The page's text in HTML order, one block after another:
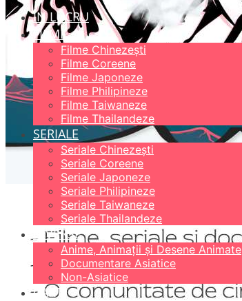
ÎN LUCRU
FILME
Filme Chinezești
Filme Coreene
Filme Japoneze
Filme Philipineze
Filme Taiwaneze
Filme Thailandeze
SERIALE
Seriale Chinezești
Seriale Coreene
Seriale Japoneze
Seriale Philipineze
Seriale Taiwaneze
Seriale Thailandeze
DIVERSE
Anime, Animații și Desene Animate
Documentare Asiatice
Non-Asiatice
CĂRȚI